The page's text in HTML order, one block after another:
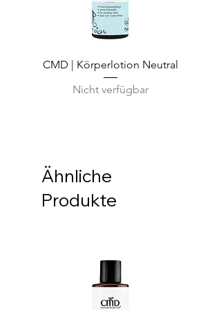
CMD | Körperlotion Neutral
Nicht verfügbar
Ähnliche
Produkte